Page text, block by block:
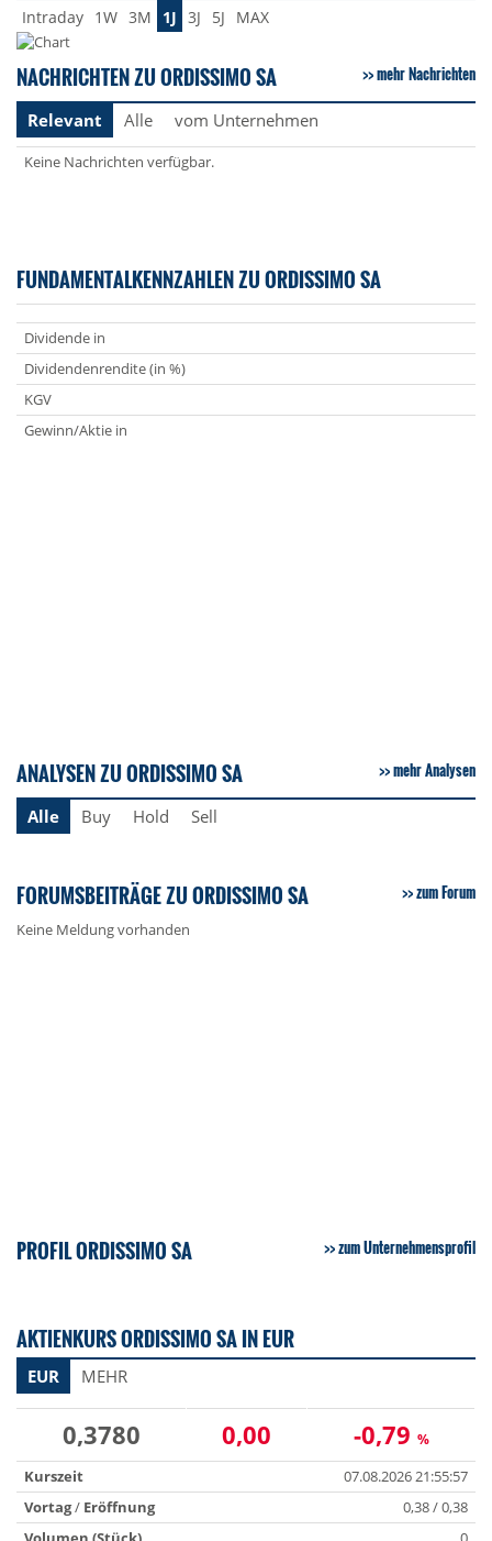
Intraday 1W 3M 1J 3J 5J MAX
NACHRICHTEN ZU ORDISSIMO SA mehr Nachrichten
Relevant Alle vom Unternehmen
Keine Nachrichten verfügbar.
FUNDAMENTALKENNZAHLEN ZU ORDISSIMO SA
Dividende in
Dividendenrendite (in %)
KGV
Gewinn/Aktie in
ANALYSEN ZU ORDISSIMO SA mehr Analysen
Alle Buy Hold Sell
FORUMSBEITRÄGE ZU ORDISSIMO SA zum Forum
Keine Meldung vorhanden
PROFIL ORDISSIMO SA zum Unternehmensprofil
AKTIENKURS ORDISSIMO SA IN EUR
EUR MEHR
0,3780 0,00 -0,79 %
Kurszeit
07.08.2026 21:55:57
Vortag/ Eröffnung
0,38 / 0,38